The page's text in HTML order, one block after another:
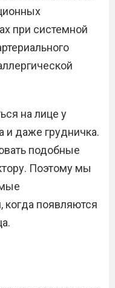
при системной
на лице у
даже грудничка.
подобные
Поэтому мы
когда появляются